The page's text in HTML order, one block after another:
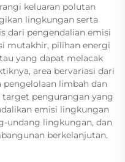
keluaran polutan
lingkungan serta
dari pengendalian emisi
mutakhir, pilihan energi
yang dapat melacak
area bervariasi dari
limbah dan
pengurangan yang
emisi lingkungan
undang lingkungan, dan
berkelanjutan.